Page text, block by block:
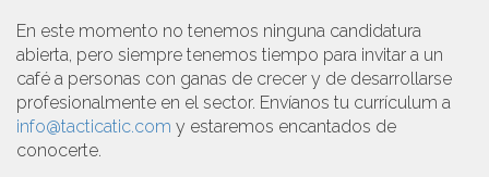
En este momento no tenemos ninguna candidatura
abierta, pero siempre tenemos tiempo para invitar a un
café a personas con ganas de crecer y de desarrollarse
profesionalmente en el sector. Envíanos tu currículum a
info@tacticatic.com y estaremos encantados de
conocerte.